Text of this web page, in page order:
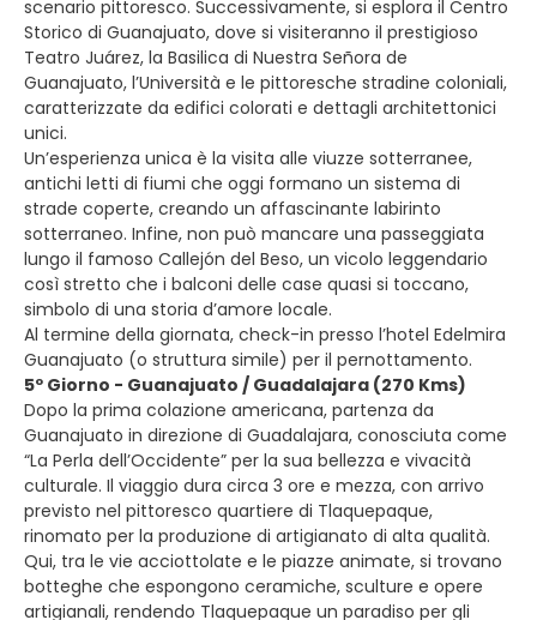
scenario pittoresco. Successivamente, si esplora il Centro
Storico di Guanajuato, dove si visiteranno il prestigioso
Teatro Juárez, la Basilica di Nuestra Señora de
Guanajuato, l’Università e le pittoresche stradine coloniali,
caratterizzate da edifici colorati e dettagli architettonici
unici.
Un’esperienza unica è la visita alle viuzze sotterranee,
antichi letti di fiumi che oggi formano un sistema di
strade coperte, creando un affascinante labirinto
sotterraneo. Infine, non può mancare una passeggiata
lungo il famoso Callejón del Beso, un vicolo leggendario
così stretto che i balconi delle case quasi si toccano,
simbolo di una storia d’amore locale.
Al termine della giornata, check-in presso l’hotel Edelmira
Guanajuato (o struttura simile) per il pernottamento.
5º Giorno - Guanajuato / Guadalajara (270 Kms)
Dopo la prima colazione americana, partenza da
Guanajuato in direzione di Guadalajara, conosciuta come
“La Perla dell’Occidente” per la sua bellezza e vivacità
culturale. Il viaggio dura circa 3 ore e mezza, con arrivo
previsto nel pittoresco quartiere di Tlaquepaque,
rinomato per la produzione di artigianato di alta qualità.
Qui, tra le vie acciottolate e le piazze animate, si trovano
botteghe che espongono ceramiche, sculture e opere
artigianali, rendendo Tlaquepaque un paradiso per gli